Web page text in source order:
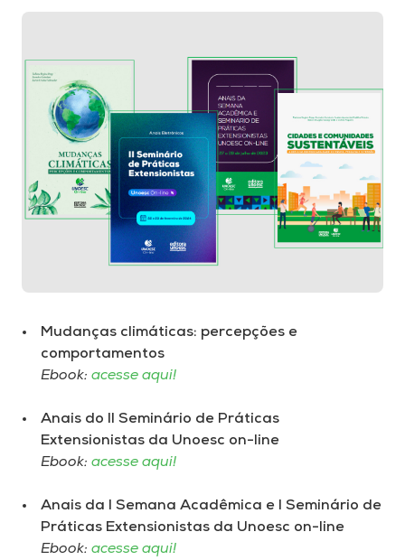
Mudanças climáticas: percepções e
comportamentos
Ebook: acesse aqui!
Anais do II Seminário de Práticas
Extensionistas da Unoesc on-line
Ebook: acesse aqui!
Anais da I Semana Acadêmica e I Seminário de
Práticas Extensionistas da Unoesc on-line
Ebook: acesse aqui!